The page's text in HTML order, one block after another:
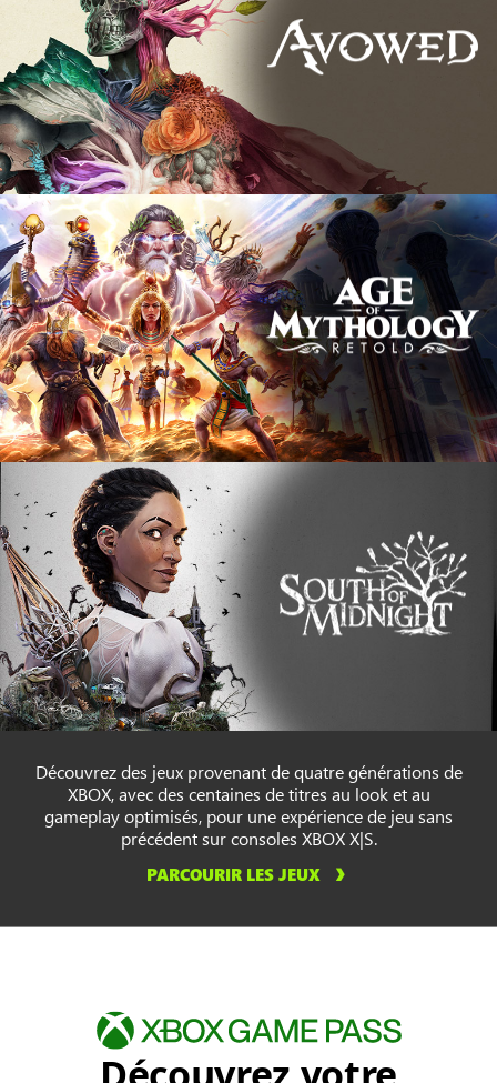
Découvrez des jeux provenant de quatre générations de
XBOX, avec des centaines de titres au look et au
gameplay optimisés, pour une expérience de jeu sans
précédent sur consoles XBOX X|S.
PARCOURIR LES JEUX